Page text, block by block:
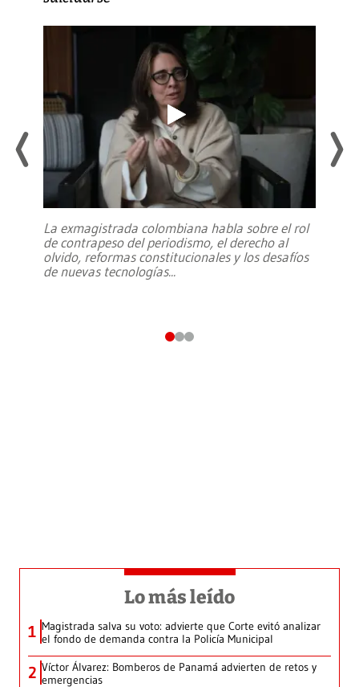
La exmagistrada colombiana habla sobre el rol
de contrapeso del periodismo, el derecho al
olvido, reformas constitucionales y los desafíos
de nuevas tecnologías...
Lo más leído
1 Magistrada salva su voto: advierte que Corte evitó analizar
el fondo de demanda contra la Policía Municipal
2 Víctor Álvarez: Bomberos de Panamá advierten de retos y
emergencias